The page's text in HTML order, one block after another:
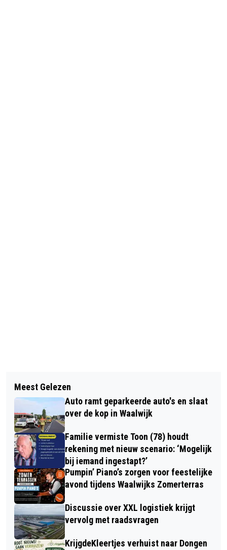
BOUWBEDRIJF KLEIJNGELD ZOEKT
ERVAREN PROJECTLEIDER VOOR
UITDAGENDE PROJECTEN
WAALWIJK HEEFT NIEUW BESTUUR NA
INSTALLATIE VAN VIJF WETHOUDERS
Meest Gelezen
Auto ramt geparkeerde auto's en slaat
over de kop in Waalwijk
Familie vermiste Toon (78) houdt
rekening met nieuw scenario: ‘Mogelijk
bij iemand ingestapt?’
Pumpin’ Piano’s zorgen voor feestelijke
avond tijdens Waalwijks Zomerterras
Discussie over XXL logistiek krijgt
vervolg met raadsvragen
KrijgdeKleertjes verhuist naar Dongen